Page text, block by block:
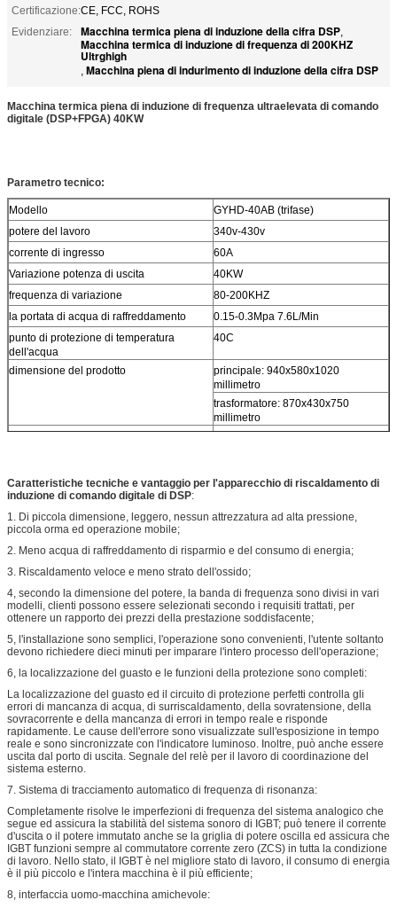
Certificazione:CE, FCC, ROHS
Evidenziare:
Macchina termica piena di induzione della cifra DSP,
Macchina termica di induzione di frequenza di 200KHZ
Ultrghigh
, Macchina piena di indurimento di induzione della cifra DSP
Macchina termica piena di induzione di frequenza ultraelevata di comando
digitale (DSP+FPGA) 40KW
Parametro tecnico:
Modello
GYHD-40AB (trifase)
potere del lavoro
340v-430v
corrente di ingresso
60A
Variazione potenza di uscita
40KW
frequenza di variazione
80-200KHZ
la portata di acqua di raffreddamento
0.15-0.3Mpa 7.6L/Min
punto di protezione di temperatura
dell'acqua
40C
dimensione del prodotto
principale: 940x580x1020
millimetro
trasformatore: 870x430x750
millimetro
peso netto
principale: 115 chilogrammi
Caratteristiche tecniche e vantaggio per l'apparecchio di riscaldamento di
induzione di comando digitale di DSP:
1. Di piccola dimensione, leggero, nessun attrezzatura ad alta pressione,
piccola orma ed operazione mobile;
2. Meno acqua di raffreddamento di risparmio e del consumo di energia;
3. Riscaldamento veloce e meno strato dell'ossido;
4, secondo la dimensione del potere, la banda di frequenza sono divisi in vari
modelli, clienti possono essere selezionati secondo i requisiti trattati, per
ottenere un rapporto dei prezzi della prestazione soddisfacente;
5, l'installazione sono semplici, l'operazione sono convenienti, l'utente soltanto
devono richiedere dieci minuti per imparare l'intero processo dell'operazione;
6, la localizzazione del guasto e le funzioni della protezione sono completi:
La localizzazione del guasto ed il circuito di protezione perfetti controlla gli
errori di mancanza di acqua, di surriscaldamento, della sovratensione, della
sovracorrente e della mancanza di errori in tempo reale e risponde
rapidamente. Le cause dell'errore sono visualizzate sull'esposizione in tempo
reale e sono sincronizzate con l'indicatore luminoso. Inoltre, può anche essere
uscita dal porto di uscita. Segnale del relè per il lavoro di coordinazione del
sistema esterno.
7. Sistema di tracciamento automatico di frequenza di risonanza:
Completamente risolve le imperfezioni di frequenza del sistema analogico che
segue ed assicura la stabilità del sistema sonoro di IGBT; può tenere il corrente
d'uscita o il potere immutato anche se la griglia di potere oscilla ed assicura che
IGBT funzioni sempre al commutatore corrente zero (ZCS) in tutta la condizione
di lavoro. Nello stato, il IGBT è nel migliore stato di lavoro, il consumo di energia
è il più piccolo e l'intera macchina è il più efficiente;
8, interfaccia uomo-macchina amichevole: